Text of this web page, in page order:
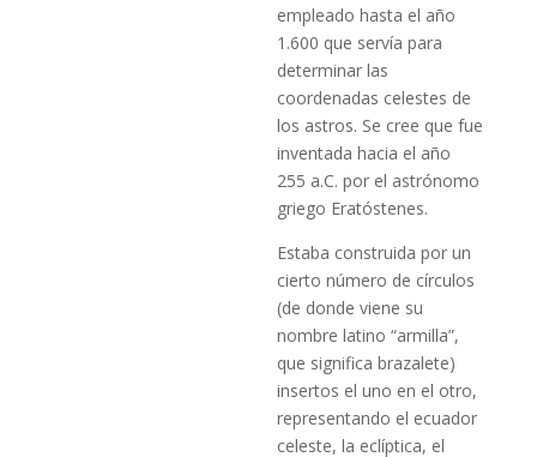
empleado hasta el año
1.600 que servía para
determinar las
coordenadas celestes de
los astros. Se cree que fue
inventada hacia el año
255 a.C. por el astrónomo
griego Eratóstenes.
Estaba construida por un
cierto número de círculos
(de donde viene su
nombre latino “armilla”,
que significa brazalete)
insertos el uno en el otro,
representando el ecuador
celeste, la eclíptica, el